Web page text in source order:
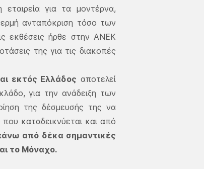
για τα μοντέρνα,
ανταπόκριση τόσο των
εκθέσεις ήρθε στην ΑΝΕΚ
της για τις διακοπές
εκτός Ελλάδος αποτελεί
για την ανάδειξη των
της δέσμευσής της να
καταδεικνύεται και από
από δέκα σημαντικές
το Μόναχο.